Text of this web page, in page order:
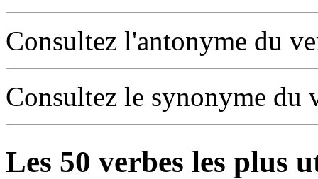
Consultez l'antonyme du
Consultez le synonyme du
Les 50 verbes les plus